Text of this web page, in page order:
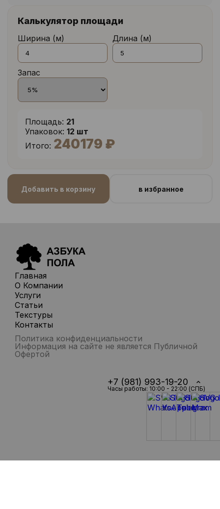
Калькулятор площади
Ширина (м) Длина (м)
Запас
Площадь: 21
Упаковок: 12 шт
Итого: 240179 ₽
Добавить в корзину в избранное
Главная
О Компании
Услуги
Статьи
Текстуры
Контакты
Политика конфиденциальности
Информация на сайте не является Публичной
Офертой
+7 (981) 993-19-20
Часы работы: 10:00 - 22:00 (СПБ)